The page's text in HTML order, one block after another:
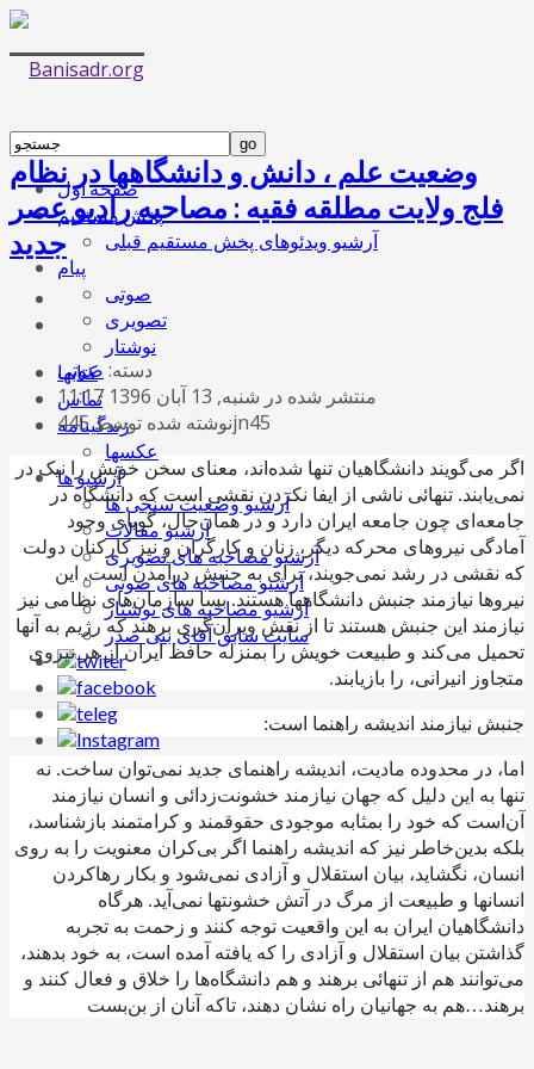
صفحه اول
پخش مستقیم
آرشیو ویدئوهای پخش مستقیم قبلی
پیام
صوتی
تصویری
نوشتار
کتابها
تماس
زندگینامه
عکسها
آرشیو ها
آرشیو وضعیت سنجی ها
آرشیو مقالات
آرشیو مصاخبه های تصویری
آرشیو مصاخبه های صوتی
آرشیو مصاخبه های نوشتار
سایت سابق آقای بنی صدر
وضعیت علم ، دانش و دانشگاهها در نظام
فلج ولایت مطلقه فقیه : مصاحبه رادیو عصر
جدید
دسته: صوتی
منتشر شده در شنبه, 13 آبان 1396 11:17
نوشته شده توسط 445jn45
اگر می‌گویند دانشگاهیان تنها شده‌اند، معنای سخن خویش را نیک در
نمی‌یابند. تنهائی ناشی از ایفا نکردن نقشی است که دانشگاه در
جامعه‌ای چون جامعه ایران دارد و در همان‌حال، گویای وجود
آمادگی نیروهای محرکه دیگر، زنان و کارگران و نیز کارکنان دولت
که نقشی در رشد نمی‌جویند، برای به جنبش درآمدن است. این
نیروها نیازمند جنبش دانشگاهها هستند. بسا سازمان‌های نظامی نیز
نیازمند این جنبش هستند تا از نقش ویران‌گری برهند که رژیم به آنها
تحمیل می‌کند و طبیعت خویش را بمنزله حافظ ایران از هر نیروی
متجاوز انیرانی، را بازیابند.
جنبش نیازمند اندیشه راهنما است:
اما، در محدوده مادیت، اندیشه راهنمای جدید نمی‌توان ساخت. نه
تنها به این دلیل که جهان نیازمند خشونت‌زدائی و انسان نیازمند
آن‌است که خود را بمثابه موجودی حقوقمند و کرامتمند بازشناسد،
بلکه بدین‌خاطر نیز که اندیشه راهنما اگر بی‌کران معنویت را به روی
انسان، نگشاید، بیان استقلال و آزادی نمی‌شود و بکار رهاکردن
انسانها و طبیعت از مرگ در آتش خشونتها نمی‌‌آید. هرگاه
دانشگاهیان ایران به این واقعیت توجه کنند و زحمت به تجربه
گذاشتن بیان استقلال و آزادی را که یافته آمده‌ است، به خود بدهند،
می‌توانند هم از تنهائی برهند و هم دانشگاه‌ها را خلاق و فعال کنند و
هم به جهانیان راه نشان دهند، تاکه آنان از بن‌بستبرهند…